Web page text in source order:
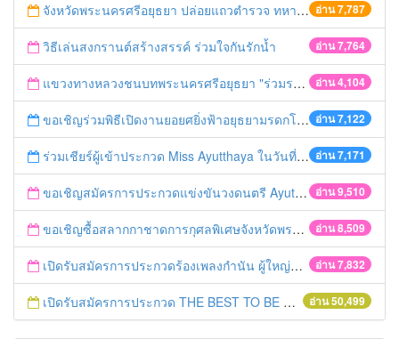
อ่าน 7,787
จังหวัดพระนครศรีอยุธยา ปล่อยแถวตำรวจ ทหาร ฝ่ายปกครอง กว่า 100 นาย ตรวจเข้มท่ารถสาธารณะ สถานีขนส่งรถโดยสาร วินรถตู้ และสถานีรถไฟ เตรียมรับมือเทศกาลสงกรานต์
อ่าน 7,764
วิธีเล่นสงกรานต์สร้างสรรค์ ร่วมใจกันรักน้ำ
อ่าน 4,104
แขวงทางหลวงชนบทพระนครศรีอยุธยา "ร่วมรณรงค์ ขับช้า เปิดไฟหน้า คาดเข็มขัด" เทศกาลสงกรานต์ ปี 2561
อ่าน 7,122
ขอเชิญร่วมพิธีเปิดงานยอยศยิ่งฟ้าอยุธยามรดกโลก
อ่าน 7,171
ร่วมเชียร์ผู้เข้าประกวด Miss Ayutthaya ในวันที่ 15 ธันวาคม 2560
อ่าน 9,510
ขอเชิญสมัครการประกวดแข่งขันวงดนตรี Ayutthaya battle of the bands
อ่าน 8,509
ขอเชิญซื้อสลากกาชาดการกุศลพิเศษจังหวัดพระนครศรีอยุธยา 2560
อ่าน 7,832
เปิดรับสมัครการประกวดร้องเพลงกำนัน ผู้ใหญ่บ้าน ฯลฯ
อ่าน 50,499
เปิดรับสมัครการประกวด THE BEST TO BE NUMBER ONE